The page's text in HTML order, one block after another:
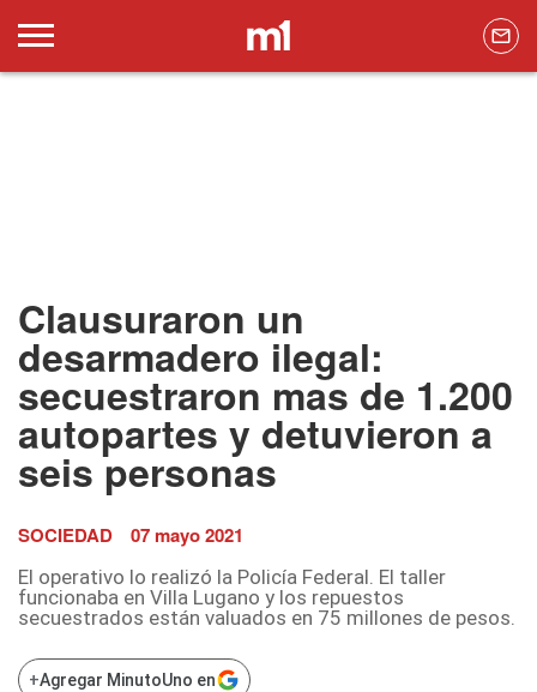
Clausuraron un
desarmadero ilegal:
secuestraron mas de 1.200
autopartes y detuvieron a
seis personas
SOCIEDAD 07 mayo 2021
El operativo lo realizó la Policía Federal. El taller
funcionaba en Villa Lugano y los repuestos
secuestrados están valuados en 75 millones de pesos.
+Agregar MinutoUno en